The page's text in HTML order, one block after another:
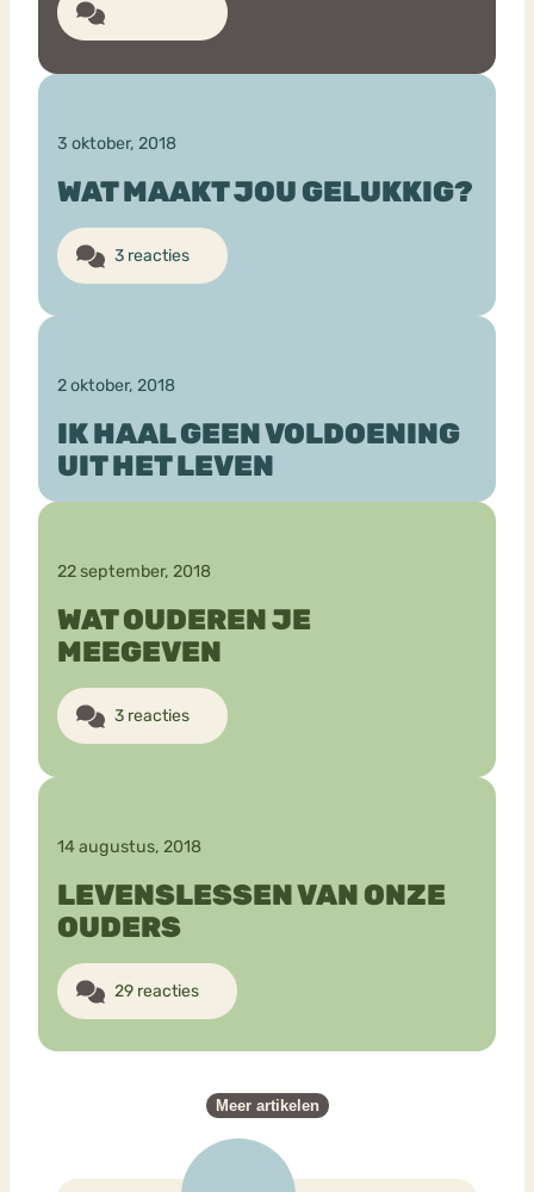
3 oktober, 2018
WAT MAAKT JOU GELUKKIG?
3 reacties
2 oktober, 2018
IK HAAL GEEN VOLDOENING
UIT HET LEVEN
22 september, 2018
WAT OUDEREN JE
MEEGEVEN
3 reacties
14 augustus, 2018
LEVENSLESSEN VAN ONZE
OUDERS
29 reacties
Meer artikelen